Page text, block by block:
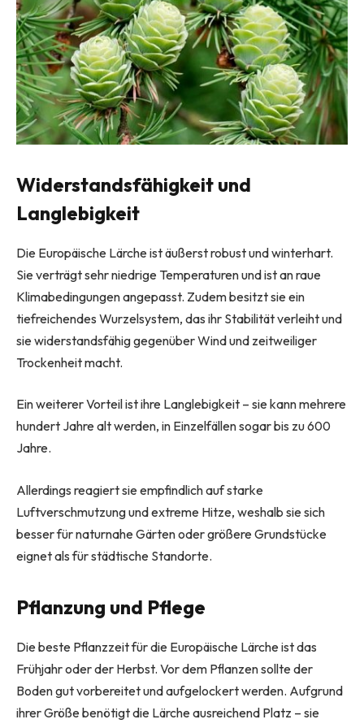
Widerstandsfähigkeit und
Langlebigkeit
Die Europäische Lärche ist äußerst robust und winterhart.
Sie verträgt sehr niedrige Temperaturen und ist an raue
Klimabedingungen angepasst. Zudem besitzt sie ein
tiefreichendes Wurzelsystem, das ihr Stabilität verleiht und
sie widerstandsfähig gegenüber Wind und zeitweiliger
Trockenheit macht.
Ein weiterer Vorteil ist ihre Langlebigkeit – sie kann mehrere
hundert Jahre alt werden, in Einzelfällen sogar bis zu 600
Jahre.
Allerdings reagiert sie empfindlich auf starke
Luftverschmutzung und extreme Hitze, weshalb sie sich
besser für naturnahe Gärten oder größere Grundstücke
eignet als für städtische Standorte.
Pflanzung und Pflege
Die beste Pflanzzeit für die Europäische Lärche ist das
Frühjahr oder der Herbst. Vor dem Pflanzen sollte der
Boden gut vorbereitet und aufgelockert werden. Aufgrund
ihrer Größe benötigt die Lärche ausreichend Platz – sie